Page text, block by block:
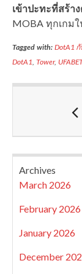
เข้าปะทะที่สร้า
MOBA ทุกเกม
Tagged with: DotA1
DotA1, Tower, UFABET
Archives
March 2026
February 2026
January 2026
December